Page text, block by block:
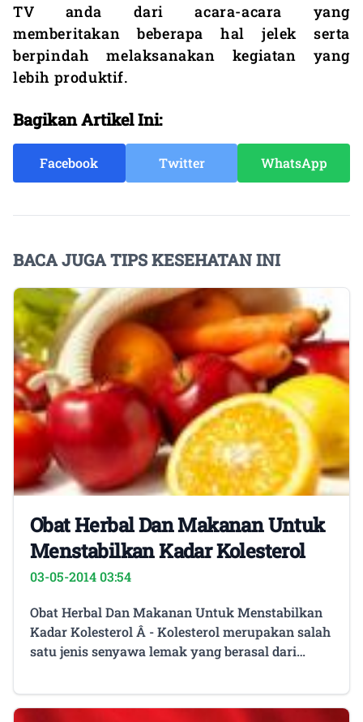
TV anda dari acara-acara yang
memberitakan beberapa hal jelek serta
berpindah melaksanakan kegiatan yang
lebih produktif.
Bagikan Artikel Ini:
Facebook Twitter WhatsApp
BACA JUGA TIPS KESEHATAN INI
Obat Herbal Dan Makanan Untuk
Menstabilkan Kadar Kolesterol
03-05-2014 03:54
Obat Herbal Dan Makanan Untuk Menstabilkan
Kadar Kolesterol Â - Kolesterol merupakan salah
satu jenis senyawa lemak yang berasal dari
merupakan sebuah zat yang dibutuhkan oleh
tubuh manusia untuk mengangkut dan